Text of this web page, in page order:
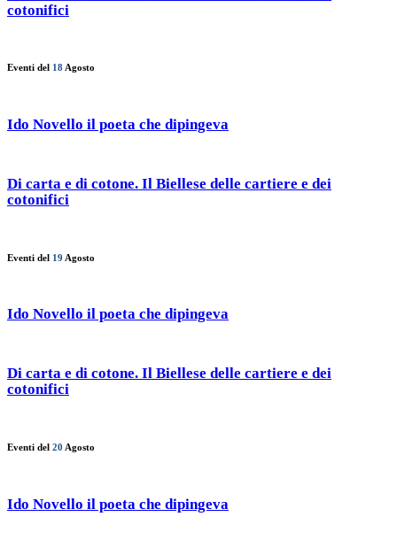
cotonifici
Eventi del 18 Agosto
Ido Novello il poeta che dipingeva
Di carta e di cotone. Il Biellese delle cartiere e dei
cotonifici
Eventi del 19 Agosto
Ido Novello il poeta che dipingeva
Di carta e di cotone. Il Biellese delle cartiere e dei
cotonifici
Eventi del 20 Agosto
Ido Novello il poeta che dipingeva